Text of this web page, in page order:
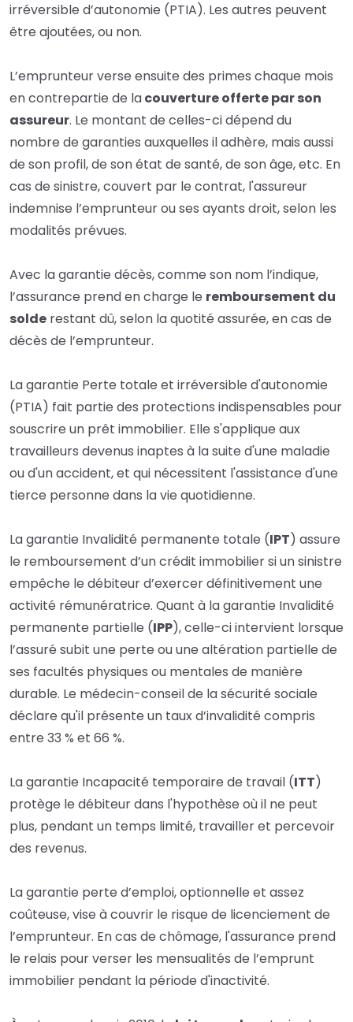
irréversible d’autonomie (PTIA). Les autres peuvent
être ajoutées, ou non.
L’emprunteur verse ensuite des primes chaque mois
en contrepartie de lacouverture offerte par son
assureur. Le montant de celles-ci dépend du
nombre de garanties auxquelles il adhère, mais aussi
de son profil, de son état de santé, de son âge, etc. En
cas de sinistre, couvert par le contrat, l'assureur
indemnise l’emprunteur ou ses ayants droit, selon les
modalités prévues.
Avec la garantie décès, comme son nom l’indique,
l’assurance prend en charge le remboursement du
solde restant dû, selon la quotité assurée, en cas de
décès de l’emprunteur.
La garantie Perte totale et irréversible d'autonomie
(PTIA) fait partie des protections indispensables pour
souscrire un prêt immobilier. Elle s'applique aux
travailleurs devenus inaptes à la suite d'une maladie
ou d'un accident, et qui nécessitent l'assistance d'une
tierce personne dans la vie quotidienne.
La garantie Invalidité permanente totale (IPT) assure
le remboursement d’un crédit immobilier si un sinistre
empêche le débiteur d’exercer définitivement une
activité rémunératrice. Quant à la garantie Invalidité
permanente partielle (IPP), celle-ci intervient lorsque
l’assuré subit une perte ou une altération partielle de
ses facultés physiques ou mentales de manière
durable. Le médecin-conseil de la sécurité sociale
déclare qu'il présente un taux d’invalidité compris
entre 33 % et 66 %.
La garantie Incapacité temporaire de travail (ITT)
protège le débiteur dans l'hypothèse où il ne peut
plus, pendant un temps limité, travailler et percevoir
des revenus.
La garantie perte d’emploi, optionnelle et assez
coûteuse, vise à couvrir le risque de licenciement de
l’emprunteur. En cas de chômage, l'assurance prend
le relais pour verser les mensualités de l’emprunt
immobilier pendant la période d'inactivité.